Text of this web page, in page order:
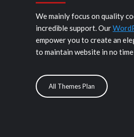
We mainly focus on quality
incredible support. Our
empower you to create an
to maintain website in no
All Themes Plan